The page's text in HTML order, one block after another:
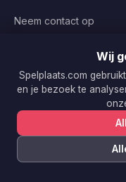
Neem contact op
WIJ
Bol.com, Spellenrijk,
Copyright © 2026
Wij
Spelplaats.com
en je bezoek te